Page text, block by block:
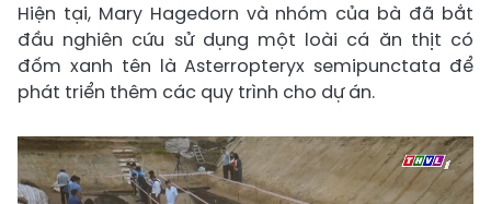
Hiện tại, Mary Hagedorn và nhóm của bà đã bắt
đầu nghiên cứu sử dụng một loài cá ăn thịt có
đốm xanh tên là Asterropteryx semipunctata để
phát triển thêm các quy trình cho dự án.